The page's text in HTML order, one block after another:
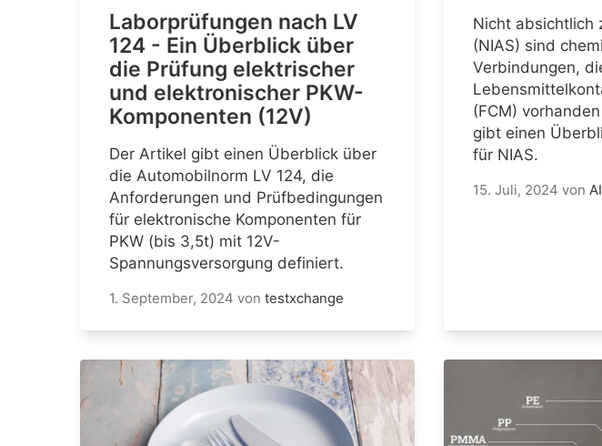
Laborprüfungen nach LV
124 - Ein Überblick über
die Prüfung elektrischer
und elektronischer PKW-
Komponenten (12V)
Der Artikel gibt einen Überblick über
die Automobilnorm LV 124, die
Anforderungen und Prüfbedingungen
für elektronische Komponenten für
PKW (bis 3,5t) mit 12V-
Spannungsversorgung definiert.
1. September, 2024 von testxchange
Nicht absichtlich
(NIAS) sind
Verbindungen,
(FCM)
gibt einen
für NIAS.
15. Juli, 2024 von